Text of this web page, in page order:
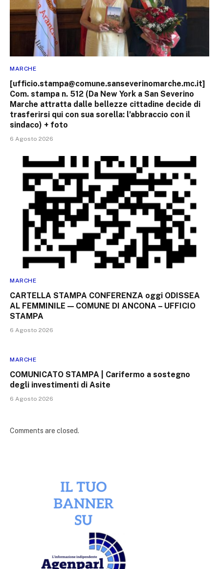
MARCHE
[ufficio.stampa@comune.sanseverinomarche.mc.it]
Com. stampa n. 512 (Da New York a San Severino
Marche attratta dalle bellezze cittadine decide di
trasferirsi qui con sua sorella: l’abbraccio con il
sindaco) + foto
6 Agosto 2026
MARCHE
CARTELLA STAMPA CONFERENZA oggi ODISSEA
AL FEMMINILE — COMUNE DI ANCONA – UFFICIO
STAMPA
6 Agosto 2026
MARCHE
COMUNICATO STAMPA | Carifermo a sostegno
degli investimenti di Asite
6 Agosto 2026
Comments are closed.